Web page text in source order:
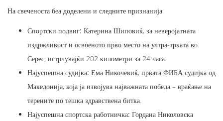
На свеченоста беа доделени и следните признанија:
Спортски подвиг: Катерина Шиповиќ, за неверојатната
издржливост и освоеното прво место на ултра-трката во
Серес, истрчувајќи 202 километри за 24 часа.
Најуспешна судијка: Ема Никочевиќ, првата ФИБА судијка од
Македонија, која ја извојува најважната победа – враќање на
терените по тешка здравствена битка.
Најуспешна спортска работничка: Гордана Николовска